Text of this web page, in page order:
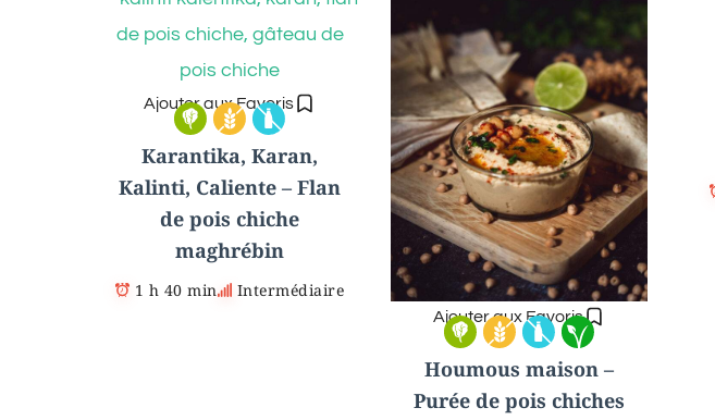
Ajouter aux Favoris
Karantika, Karan,
Kalinti, Caliente – Flan
de pois chiche
maghrébin
1 h 40 min Intermédiaire
Ajouter aux Favoris
Houmous maison –
Purée de pois chiches